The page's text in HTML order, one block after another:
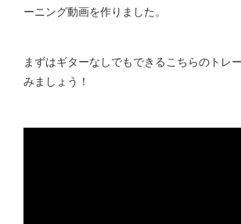
ーニング動画を作りました。
まずはギターなしでもできるこちらのトレ
みましょう！